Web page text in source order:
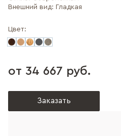
Внешний вид: Гладкая
Цвет:
от 34 667 руб.
Заказать